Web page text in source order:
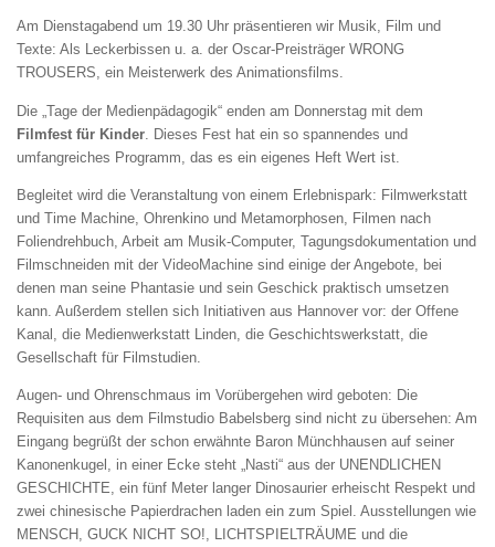
Am Dienstagabend um 19.30 Uhr präsentieren wir Musik, Film und
Texte: Als Leckerbissen u. a. der Oscar-Preisträger WRONG
TROUSERS, ein Meisterwerk des Animationsfilms.
Die „Tage der Medienpädagogik“ enden am Donnerstag mit dem
Filmfest für Kinder . Dieses Fest hat ein so spannendes und
umfangreiches Programm, das es ein eigenes Heft Wert ist.
Begleitet wird die Veranstaltung von einem Erlebnispark: Filmwerkstatt
und Time Machine, Ohrenkino und Metamorphosen, Filmen nach
Foliendrehbuch, Arbeit am Musik-Computer, Tagungsdokumentation und
Filmschneiden mit der VideoMachine sind einige der Angebote, bei
denen man seine Phantasie und sein Geschick praktisch umsetzen
kann. Außerdem stellen sich Initiativen aus Hannover vor: der Offene
Kanal, die Medienwerkstatt Linden, die Geschichtswerkstatt, die
Gesellschaft für Filmstudien.
Augen- und Ohrenschmaus im Vorübergehen wird geboten: Die
Requisiten aus dem Filmstudio Babelsberg sind nicht zu übersehen: Am
Eingang begrüßt der schon erwähnte Baron Münchhausen auf seiner
Kanonenkugel, in einer Ecke steht „Nasti“ aus der UNENDLICHEN
GESCHICHTE, ein fünf Meter langer Dinosaurier erheischt Respekt und
zwei chinesische Papierdrachen laden ein zum Spiel. Ausstellungen wie
MENSCH, GUCK NICHT SO!, LICHTSPIELTRÄUME und die